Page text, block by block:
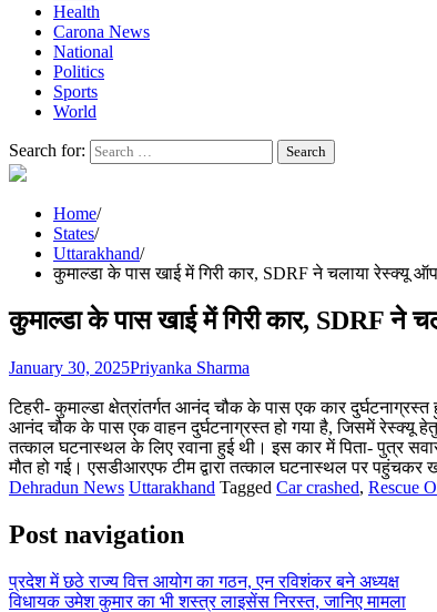
Health
Carona News
National
Politics
Sports
World
Search for:
Home
States
Uttarakhand
कुमाल्डा के पास खाई में गिरी कार, SDRF ने चलाया रेस्क्यू
कुमाल्डा के पास खाई में गिरी कार, SDRF ने
January 30, 2025Priyanka Sharma
टिहरी- कुमाल्डा क्षेत्रांतर्गत आनंद चौक के पास एक कार
आनंद चौक के पास एक वाहन दुर्घटनाग्रस्त हो गया है, जिसमें रेस्क्यू
तत्काल घटनास्थल के लिए रवाना हुई थी। इस कार में पिता- पुत्र
मौत हो गई। एसडीआरएफ टीम द्वारा तत्काल घटनास्थल पर
Dehradun News Uttarakhand Tagged Car crashed, Rescue
Post navigation
प्रदेश में छठे राज्य वित्त आयोग का गठन, एन रविशंकर बने अध्यक्ष
विधायक उमेश कुमार का भी शस्त्र लाइसेंस निरस्त, जानिए मामला